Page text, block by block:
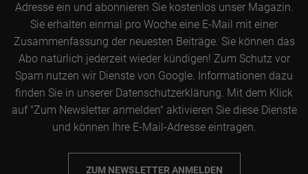
August
September
Oktober
November
Adresse ein und abonnieren Sie kostenlos unser Magazin.
Sie erhalten einmal pro Woche eine E-Mail mit einer
Zusammenfassung der neuesten Beiträge. Sie können das
Abo natürlich jederzeit wieder kündigen! Zum Schutz vor
Spam nutzen wir Dienste von Google. Informationen dazu
finden Sie in unserer Datenschutzerklärung. Mit dem Klick
auf "Zum Newsletter anmelden" aktivieren Sie diese Dienste
und können Ihre E-Mail-Adresse eintragen.
ZUM NEWSLETTER ANMELDEN